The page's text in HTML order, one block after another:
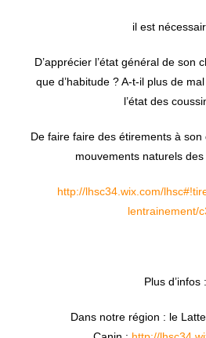
il est
D’apprécier l’état général de son
que d’habitude ? A-t-il plus de
l’état des
De faire faire des étirements à
mouvements naturels
http://lhsc34.wix.com/
lentrainement/
Plus d’infos :
Dans notre région : le